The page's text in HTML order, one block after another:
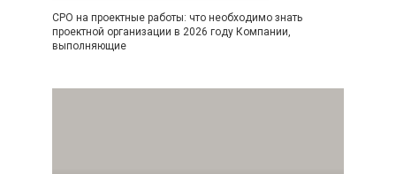
СРО на проектные работы: что необходимо знать
проектной организации в 2026 году Компании,
выполняющие